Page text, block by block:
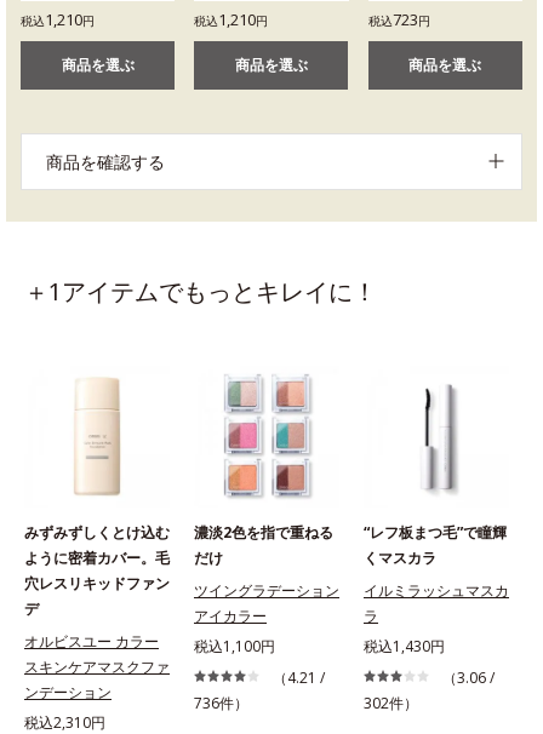
税込1,210円
商品を選ぶ
税込1,210円
商品を選ぶ
税込723円
商品を選ぶ
商品を確認する
＋1アイテムでもっとキレイに！
みずみずしくとけ込む
ように密着カバー。毛
穴レスリキッドファン
デ
オルビスユー カラー
スキンケアマスクファ
ンデーション
税込2,310円
濃淡2色を指で重ねる
だけ
ツイングラデーション
アイカラー
税込1,100円
（4.21 /
736件）
“レフ板まつ毛”で瞳輝
くマスカラ
イルミラッシュマスカ
ラ
税込1,430円
（3.06 /
302件）